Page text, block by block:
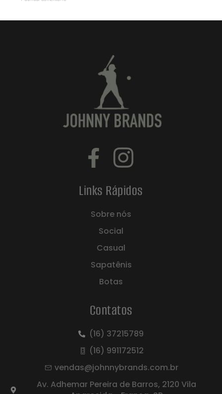
Links Rápidos
Sobre nós
Social
Casual
Sapatênis
Botas
Contatos
(16) 37215789
(16) 991172512
vendas@johnnybrands.com.br
Av. Adhemar Pereira de Barros, 2120 Vila